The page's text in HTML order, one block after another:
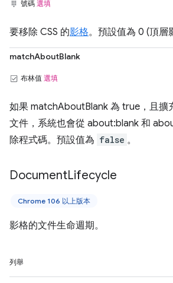
號碼 選填
要移除 CSS 的影格。預設值為 0 (頂層
matchAboutBlank
布林值 選填
如果 matchAboutBlank 為 true，且擴
文件，系統也會從 about:blank 和
除程式碼。預設值為 false 。
DocumentLifecycle
Chrome 106 以上版本
影格的文件生命週期。
列舉